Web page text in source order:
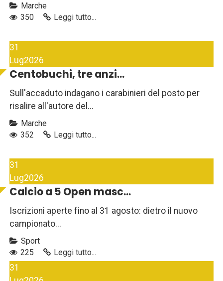
Marche
350
Leggi tutto...
31
Lug2026
Centobuchi, tre anzi...
Sull'accaduto indagano i carabinieri del posto per
risalire all'autore del...
Marche
352
Leggi tutto...
31
Lug2026
Calcio a 5 Open masc...
Iscrizioni aperte fino al 31 agosto: dietro il nuovo
campionato...
Sport
225
Leggi tutto...
31